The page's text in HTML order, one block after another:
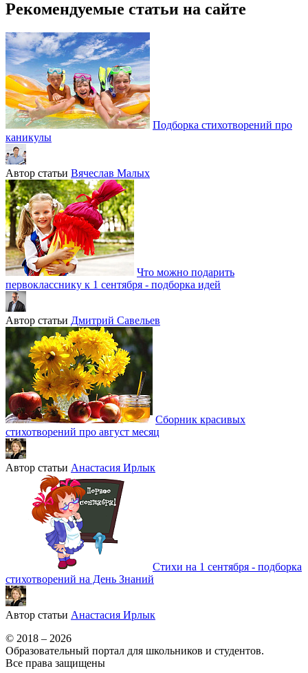
Рекомендуемые статьи на сайте
Подборка стихотворений про
каникулы
Автор статьи Вячеслав Малых
Что можно подарить
первокласснику к 1 сентября - подборка идей
Автор статьи Дмитрий Савельев
Сборник красивых
стихотворений про август месяц
Автор статьи Анастасия Ирлык
Стихи на 1 сентября - подборка
стихотворений на День Знаний
Автор статьи Анастасия Ирлык
© 2018 – 2026
Образовательный портал для школьников и студентов.
Все права защищены